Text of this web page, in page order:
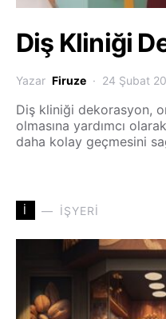
Diş Kliniği
Yazar Firuze 24 Şubat
Diş kliniği dekorasyon,
olmasına yardımcı
daha kolay geçmesini
İ İŞYERI